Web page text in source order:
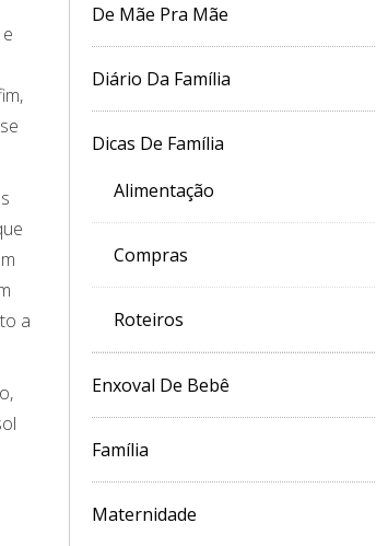
a
De Mãe Pra Mãe
Diário Da Família
Dicas De Família
Alimentação
Compras
Roteiros
Enxoval De Bebê
Família
Maternidade